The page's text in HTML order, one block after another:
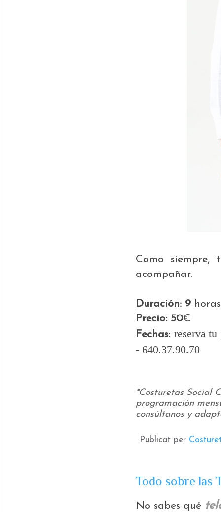
Como
acompañar.
Duración: 9
Precio: 50€
Fechas: reserva
- 640.37.90.70
*Costuretas Social
programación
consúltanos y
Publicat per
Todo sobre las
No sabes qué